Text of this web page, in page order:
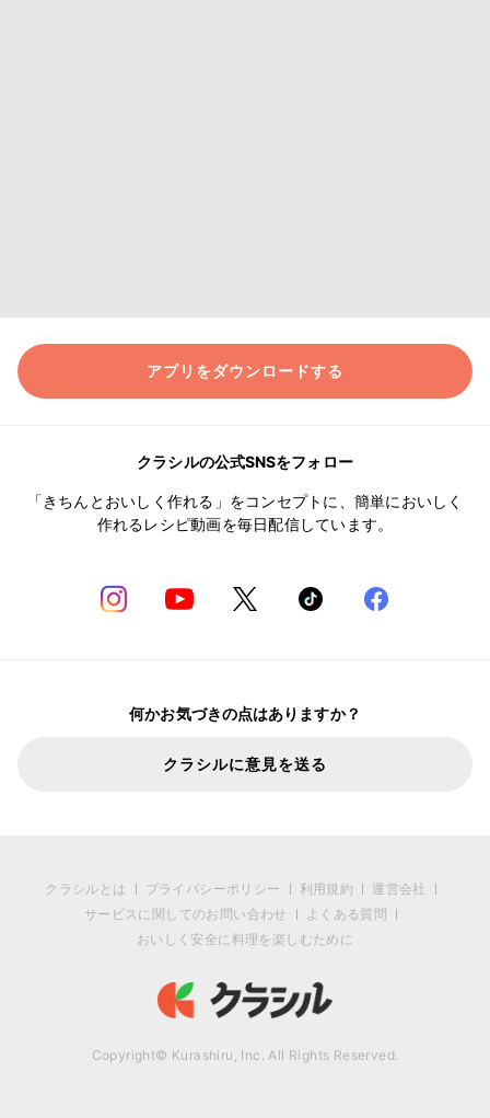
アプリをダウンロードする
クラシルの公式SNSをフォロー
「きちんとおいしく作れる」をコンセプトに、簡単においしく
作れるレシピ動画を毎日配信しています。
何かお気づきの点はありますか？
クラシルに意見を送る
クラシルとは プライバシーポリシー 利用規約
運営会社
サービスに関してのお問い合わせ
よくある質問
おいしく安全に料理を楽しむために
Copyright© Kurashiru, Inc. All Rights Reserved.